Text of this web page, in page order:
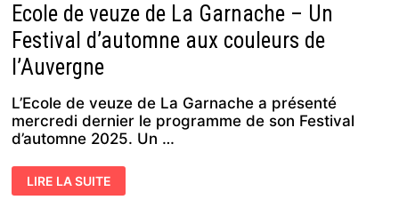
Ecole de veuze de La Garnache – Un
Festival d’automne aux couleurs de
l’Auvergne
L’Ecole de veuze de La Garnache a présenté
mercredi dernier le programme de son Festival
d’automne 2025. Un …
ECOLE
DE
LIRE LA SUITE